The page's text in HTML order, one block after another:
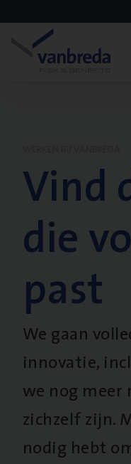
Vind
die
past
We gaan
innovatie,
we nog meer
zichzelf zijn.
nodig hebt